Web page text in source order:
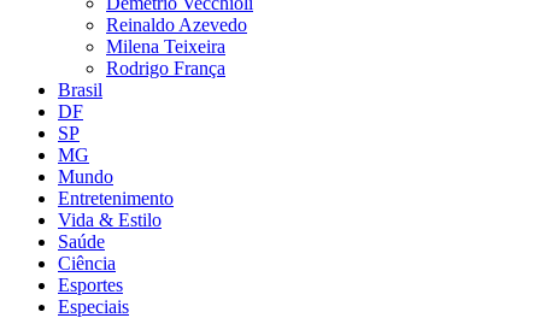
Reinaldo Azevedo
Milena Teixeira
Rodrigo França
Brasil
DF
SP
MG
Mundo
Entretenimento
Vida & Estilo
Saúde
Ciência
Esportes
Especiais